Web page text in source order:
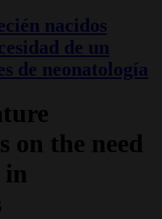
nacidos
de un
de neonatología
on the need
in